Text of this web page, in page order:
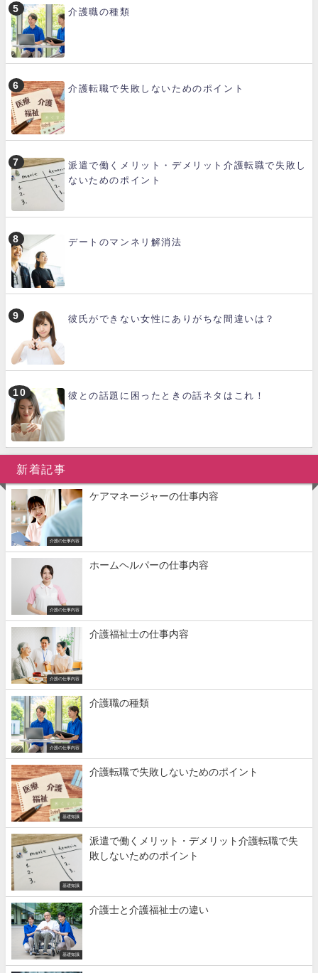
介護職の種類
介護転職で失敗しないためのポイント
派遣で働くメリット・デメリット介護転職で失敗し
ないためのポイント
デートのマンネリ解消法
彼氏ができない女性にありがちな間違いは？
彼との話題に困ったときの話ネタはこれ！
新着記事
介護の仕事内容
ケアマネージャーの仕事内容
介護の仕事内容
ホームヘルパーの仕事内容
介護の仕事内容
介護福祉士の仕事内容
介護の仕事内容
介護職の種類
基礎知識
介護転職で失敗しないためのポイント
基礎知識
派遣で働くメリット・デメリット介護転職で失
敗しないためのポイント
基礎知識
介護士と介護福祉士の違い